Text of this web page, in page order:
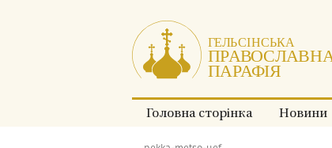
до
змісту.
Головна сторінка Новини